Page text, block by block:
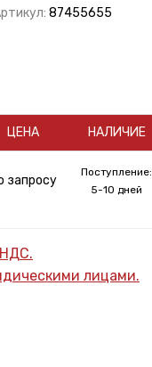
87455655
ЦЕНА
НАЛИЧИЕ
запросу
Поступление:
5-10 дней
лицами.